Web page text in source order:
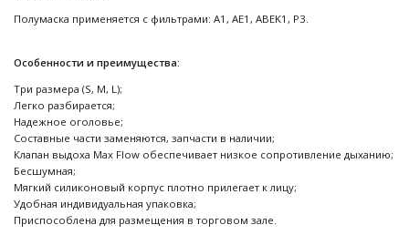
Полумаска применяется с фильтрами: A1, AE1, ABEK1, P3.
Особенности и преимущества:
Три размера (S, M, L);
Легко разбирается;
Надежное оголовье;
Составные части заменяются, запчасти в наличии;
Клапан выдоха Max Flow обеспечивает низкое сопротивление дыханию;
Бесшумная;
Мягкий силиконовый корпус плотно прилегает к лицу;
Удобная индивидуальная упаковка;
Приспособлена для размещения в торговом зале.